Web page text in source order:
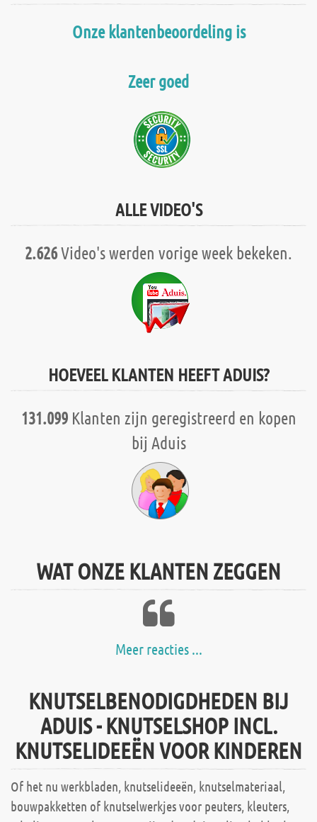
Onze klantenbeoordeling is
Zeer goed
ALLE VIDEO'S
2.626Video's werden vorige week bekeken.
HOEVEEL KLANTEN HEEFT ADUIS?
131.099Klanten zijn geregistreerd en kopen
bij Aduis
WAT ONZE KLANTEN ZEGGEN
Meer reacties ...
KNUTSELBENODIGDHEDEN BIJ
ADUIS - KNUTSELSHOP INCL.
KNUTSELIDEEËN VOOR KINDEREN
Of het nu werkbladen, knutselideeën, knutselmateriaal,
bouwpakketten of knutselwerkjes voor peuters, kleuters,